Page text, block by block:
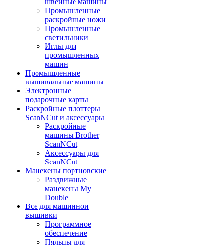
швейные машины
Промышленные
раскройные ножи
Промышленные
светильники
Иглы для
промышленных
машин
Промышленные
вышивальные машины
Электронные
подарочные карты
Раскройные плоттеры
ScanNCut и аксессуары
Раскройные
машины Brother
ScanNCut
Аксессуары для
ScanNCut
Манекены портновские
Раздвижные
манекены My
Double
Всё для машинной
вышивки
Программное
обеспечение
Пяльцы для